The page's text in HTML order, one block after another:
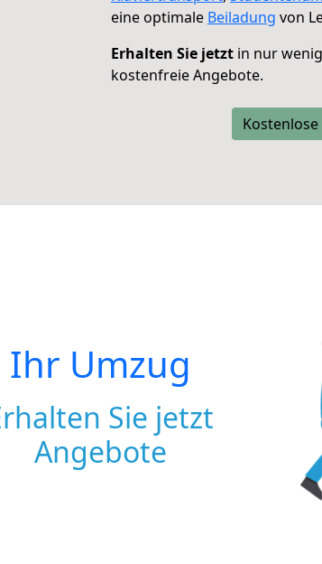
eine optimale Beiladung von
Erhalten Sie jetzt in nur
kostenfreie Angebote.
Ihr Umzug
Sie jetzt
Angebote